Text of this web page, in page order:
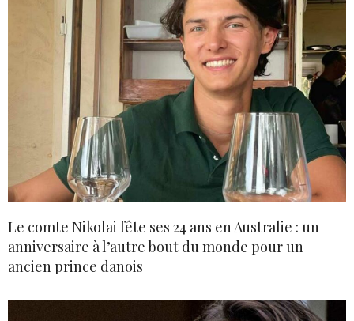
Le comte Nikolai fête ses 24 ans en Australie : un
anniversaire à l’autre bout du monde pour un
ancien prince danois